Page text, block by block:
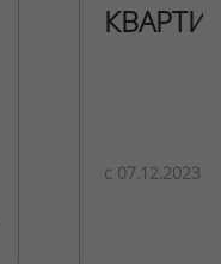
c 07.12.2023